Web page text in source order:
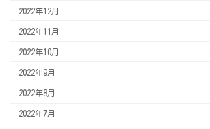
2022年12月
2022年11月
2022年10月
2022年9月
2022年8月
2022年7月